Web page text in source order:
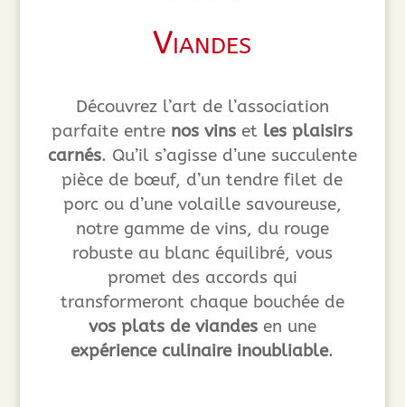
Viandes
Découvrez l’art de l’association
parfaite entre nos vins et les plaisirs
carnés. Qu’il s’agisse d’une succulente
pièce de bœuf, d’un tendre filet de
porc ou d’une volaille savoureuse,
notre gamme de vins, du rouge
robuste au blanc équilibré, vous
promet des accords qui
transformeront chaque bouchée de
vos plats de viandesen une
expérience culinaire inoubliable.